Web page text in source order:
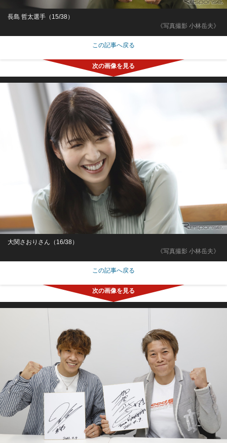
《写真撮影 小林岳夫》
長島 哲太選手（15/38）
この記事へ戻る
《写真撮影 小林岳夫》
大関さおりさん（16/38）
この記事へ戻る